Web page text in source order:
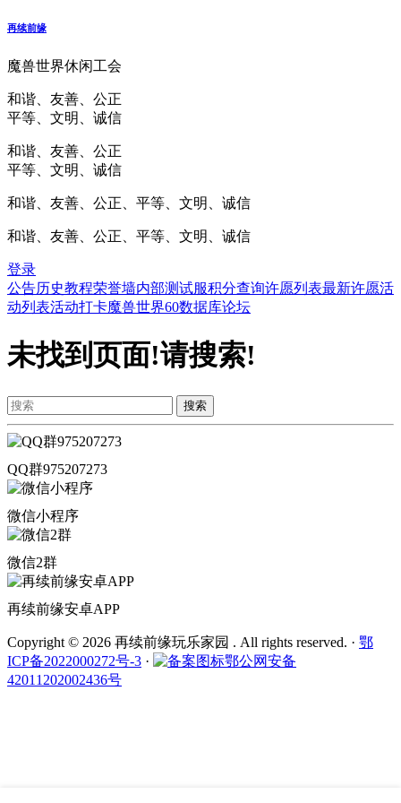
再续前缘
魔兽世界休闲工会
和谐、友善、公正
平等、文明、诚信
和谐、友善、公正
平等、文明、诚信
和谐、友善、公正、平等、文明、诚信
和谐、友善、公正、平等、文明、诚信
登录
公告历史教程荣誉墙内部测试服积分查询许愿列表最新许愿活
动列表活动打卡魔兽世界60数据库论坛
未找到页面!请搜索!
搜索
QQ群975207273
微信小程序
微信2群
再续前缘安卓APP
Copyright © 2026 再续前缘玩乐家园 . All rights reserved. · 鄂
ICP备2022000272号-3 ·
鄂公网安备
42011202002436号